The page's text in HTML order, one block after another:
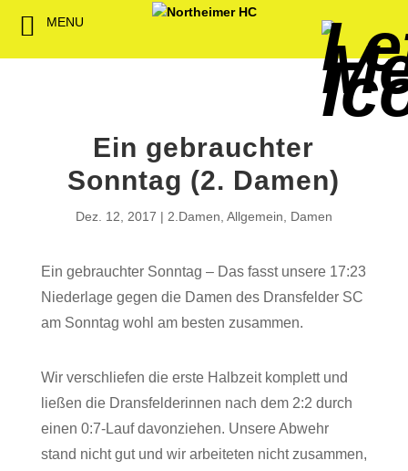
Ein gebrauchter
Sonntag (2. Damen)
Dez. 12, 2017 2.Damen Allgemein Damen
Ein gebrauchter Sonntag – Das fasst unsere 17:23
Niederlage gegen die Damen des Dransfelder SC
am Sonntag wohl am besten zusammen.
Wir verschliefen die erste Halbzeit komplett und
ließen die Dransfelderinnen nach dem 2:2 durch
einen 0:7-Lauf davonziehen. Unsere Abwehr
stand nicht gut und wir arbeiteten nicht zusammen,
MENU
Back Back
1. Herren
2. Herren
Back
Weibliche
Spielbetrieb
Back
NHC
Back
Spieltagssponsoren
Jobbörse
Hallenheft
Back
Back Back
Vorstand
Satzung
FWD
Back
Back
Download
Kooperationen
Intern
Back